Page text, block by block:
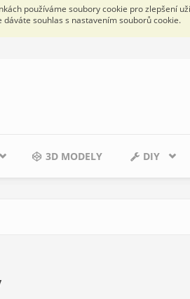
používáme soubory cookie pro zlepšení
dáváte souhlas s nastavením souborů cookie.
3D MODELY DIY